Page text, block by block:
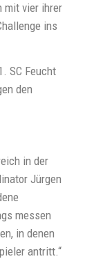
mit vier ihrer
ins
SC Feucht
den
in der
Jürgen
messen
in denen
antritt.“